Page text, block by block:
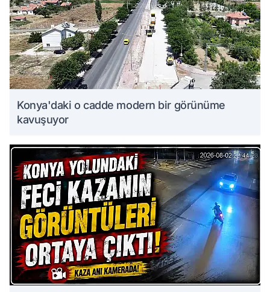
Konya'daki o cadde modern bir görünüme
kavuşuyor